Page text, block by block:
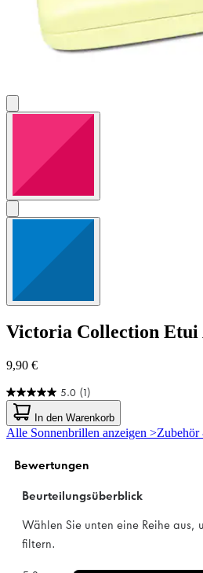
Victoria Collection Etui
9,90 €
5.0 (1)
5.0
von
5
Sternen.
Bewertung
In den Warenkorb
Alle Sonnenbrillen anzeigen >Zubehör